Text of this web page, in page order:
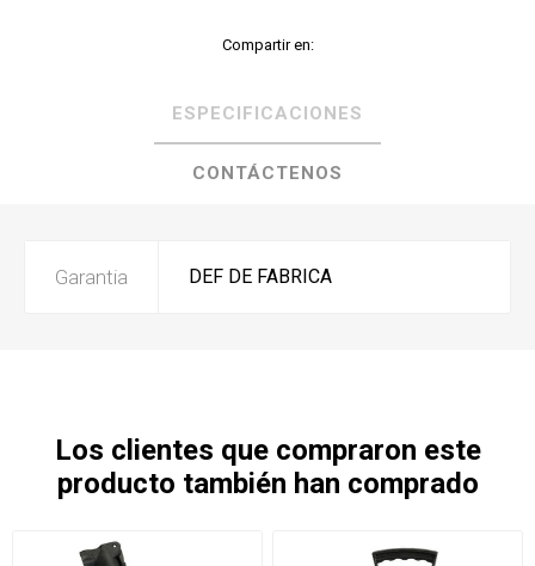
Compartir en:
ESPECIFICACIONES
CONTÁCTENOS
Garantia DEF DE FABRICA
Los clientes que compraron este
producto también han comprado